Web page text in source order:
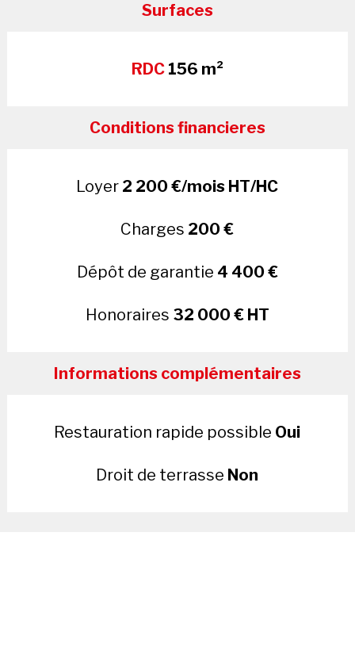
Surfaces
RDC 156 m²
Conditions financieres
Loyer 2 200 €/mois HT/HC
Charges 200 €
Dépôt de garantie 4 400 €
Honoraires 32 000 € HT
Informations complémentaires
Restauration rapide possible Oui
Droit de terrasse Non